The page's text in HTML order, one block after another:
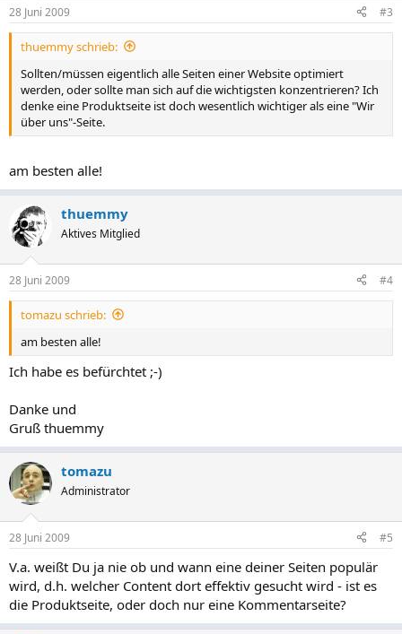
28 Juni 2009 #3
thuemmy schrieb:
Sollten/müssen eigentlich alle Seiten einer Website optimiert
werden, oder sollte man sich auf die wichtigsten konzentrieren? Ich
denke eine Produktseite ist doch wesentlich wichtiger als eine "Wir
über uns"-Seite.
am besten alle!
thuemmy
Aktives Mitglied
28 Juni 2009 #4
tomazu schrieb:
am besten alle!
Ich habe es befürchtet ;-)
Danke und
Gruß thuemmy
tomazu
Administrator
28 Juni 2009 #5
V.a. weißt Du ja nie ob und wann eine deiner Seiten populär
wird, d.h. welcher Content dort effektiv gesucht wird - ist es
die Produktseite, oder doch nur eine Kommentarseite?